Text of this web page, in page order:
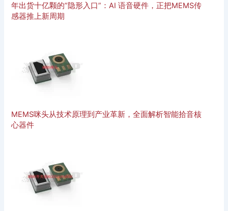
年出货十亿颗的”隐形入口”：AI 语音硬件，正把MEMS传
感器推上新周期
MEMS咪头从技术原理到产业革新，全面解析智能拾音核
心器件